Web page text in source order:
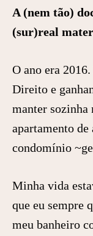
A (nem tão)
(sur)real
O ano era
Direito e
manter sozinha
apartamento de
condomínio
Minha vida
que eu sempre
meu banheiro